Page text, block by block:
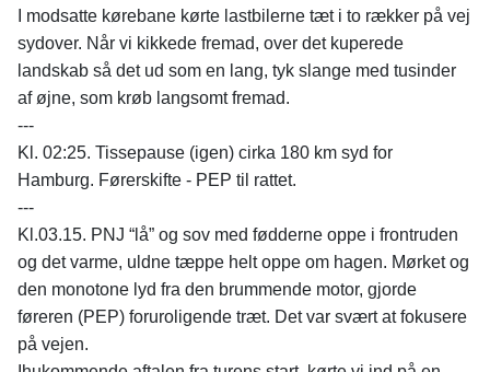
I modsatte kørebane kørte lastbilerne tæt i to rækker på vej
sydover. Når vi kikkede fremad, over det kuperede
landskab så det ud som en lang, tyk slange med tusinder
af øjne, som krøb langsomt fremad.
---
Kl. 02:25. Tissepause (igen) cirka 180 km syd for
Hamburg. Førerskifte - PEP til rattet.
---
Kl.03.15. PNJ “lå” og sov med fødderne oppe i frontruden
og det varme, uldne tæppe helt oppe om hagen. Mørket og
den monotone lyd fra den brummende motor, gjorde
føreren (PEP) foruroligende træt. Det var svært at fokusere
på vejen.